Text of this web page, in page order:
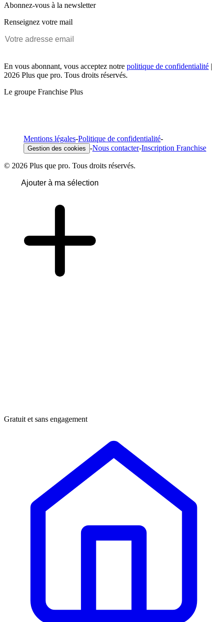
Abonnez-vous à la newsletter
Renseignez votre mail
En vous abonnant, vous acceptez notre politique de confidentialité |
2026 Plus que pro. Tous droits réservés.
Le groupe Franchise Plus
Mentions légales-Politique de confidentialité-
Gestion des cookies -Nous contacter-Inscription Franchise
© 2026 Plus que pro. Tous droits réservés.
Ajouter à ma sélection
Gratuit et sans engagement